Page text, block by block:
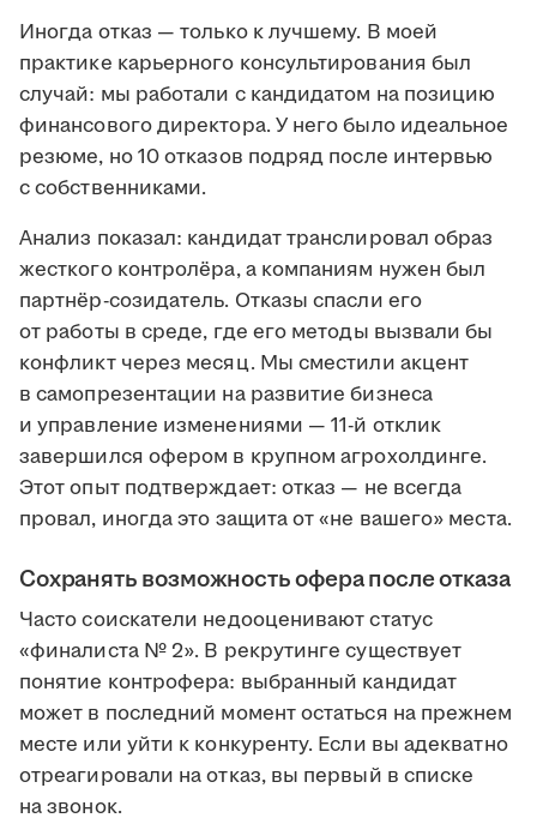
Иногда отказ — только к лучшему. В моей
практике карьерного консультирования был
случай: мы работали с кандидатом на позицию
финансового директора. У него было идеальное
резюме, но 10 отказов подряд после интервью
с собственниками.
Анализ показал: кандидат транслировал образ
жесткого контролёра, а компаниям нужен был
партнёр-созидатель. Отказы спасли его
от работы в среде, где его методы вызвали бы
конфликт через месяц. Мы сместили акцент
в самопрезентации на развитие бизнеса
и управление изменениями — 11-й отклик
завершился офером в крупном агрохолдинге.
Этот опыт подтверждает: отказ — не всегда
провал, иногда это защита от «не вашего» места.
Сохранять возможность офера после отказа
Часто соискатели недооценивают статус
«финалиста № 2». В рекрутинге существует
понятие контрофера: выбранный кандидат
может в последний момент остаться на прежнем
месте или уйти к конкуренту. Если вы адекватно
отреагировали на отказ, вы первый в списке
на звонок.